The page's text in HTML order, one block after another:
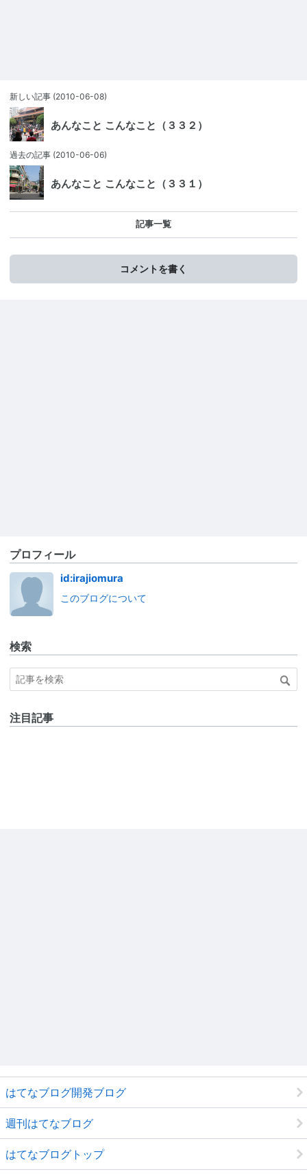
新しい記事 (2010-06-08)
あんなこと こんなこと（３３２）
過去の記事 (2010-06-06)
あんなこと こんなこと（３３１）
記事一覧
コメントを書く
プロフィール
id:irajiomura
このブログについて
検索
注目記事
はてなブログ開発ブログ
週刊はてなブログ
はてなブログトップ